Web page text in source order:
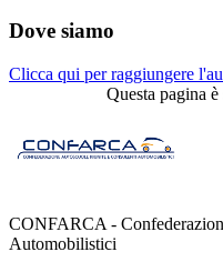
Dove siamo
Clicca qui per raggiungere
Questa pagina
CONFARCA -
Automobilistici